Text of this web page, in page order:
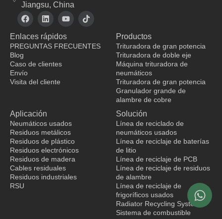
Jiangsu, China
F
a
e
b
o
k
L
i
n
k
e
i
Y
o
t
u
T
i
o
Enlaces rápidos
PREGUNTAS FRECUENTES
Blog
Caso de clientes
Envío
Visita del cliente
Productos
Trituradora de gran potencia
Trituradora de doble eje
Máquina trituradora de
neumáticos
Trituradora de gran potencia
Granulador grande de
alambre de cobre
Aplicación
Neumáticos usados
Residuos metálicos
Residuos de plástico
Residuos electrónicos
Residuos de madera
Cables residuales
Residuos industriales
RSU
Solución
Línea de reciclado de
neumáticos usados
Línea de reciclaje de baterías
de litio
Línea de reciclaje de PCB
Línea de reciclaje de residuos
de alambre
Línea de reciclaje de
frigoríficos usados
Radiator Recycling System
Sistema de combustible